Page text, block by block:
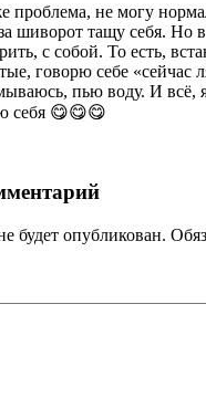
проблема, не могу
шиворот тащу себя. Но
с собой. То есть,
говорю себе «сейчас
пью воду. И всё,
себя 😋😋😋
будет опубликован.